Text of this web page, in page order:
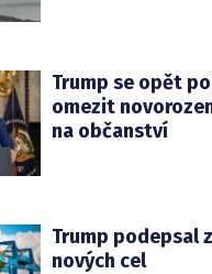
Trump se opět
omezit
na občanství
Trump podepsal
nových cel